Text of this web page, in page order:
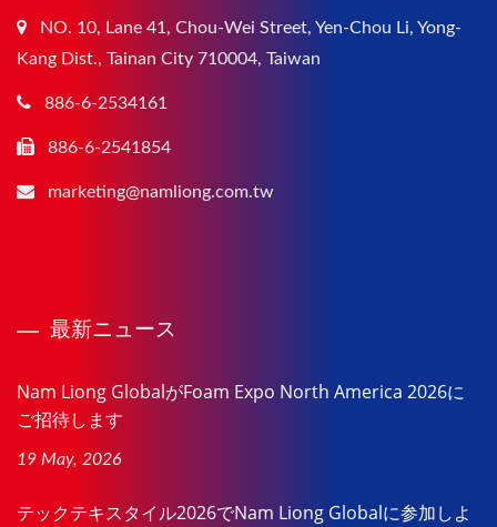
NO. 10, Lane 41, Chou-Wei Street, Yen-Chou Li, Yong-
Kang Dist., Tainan City 710004, Taiwan
886-6-2534161
886-6-2541854
marketing@namliong.com.tw
最新ニュース
Nam Liong GlobalがFoam Expo North America 2026に
ご招待します
19 May, 2026
テックテキスタイル2026でNam Liong Globalに参加しよ